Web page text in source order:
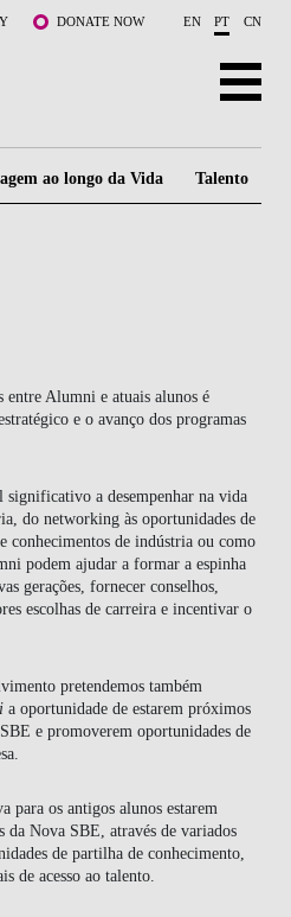
DONATE NOW EN PT CN
ao longo da Vida Talento
Alumni e atuais alunos é
e o avanço dos programas
significativo a desempenhar na vida
do networking às oportunidades de
conhecimentos de indústria ou como
podem ajudar a formar a espinha
gerações, fornecer conselhos,
escolhas de carreira e incentivar o
pretendemos também
a oportunidade de estarem próximos
e promoverem oportunidades de
os antigos alunos estarem
da Nova SBE, através de variados
de partilha de conhecimento,
de acesso ao talento.